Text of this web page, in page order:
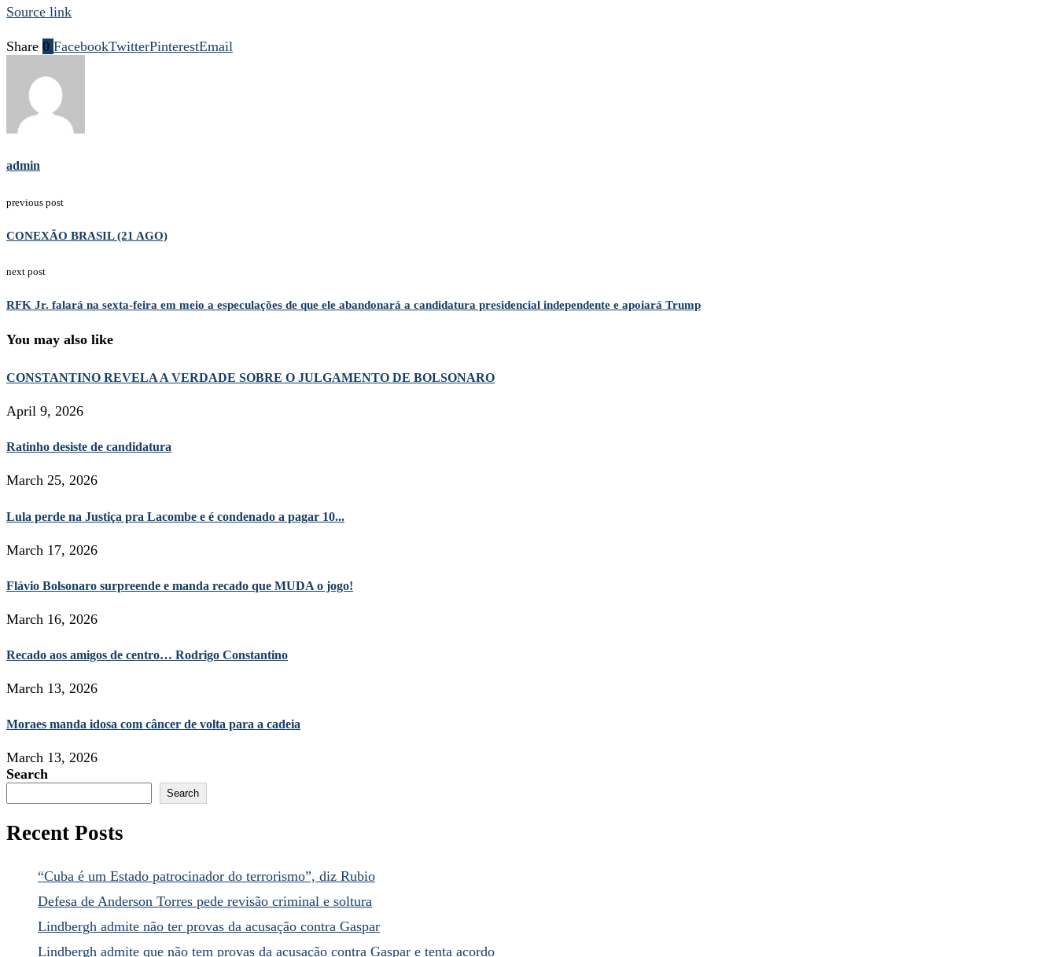
Source link
Share 0 FacebookTwitterPinterestEmail
admin
previous post
CONEXÃO BRASIL (21 AGO)
next post
RFK Jr. falará na sexta-feira em meio a especulações de que ele abandonará a candidatura presidencial independente e apoiará Trump
You may also like
CONSTANTINO REVELA A VERDADE SOBRE O JULGAMENTO DE BOLSONARO
April 9, 2026
Ratinho desiste de candidatura
March 25, 2026
Lula perde na Justiça pra Lacombe e é condenado a pagar 10...
March 17, 2026
Flávio Bolsonaro surpreende e manda recado que MUDA o jogo!
March 16, 2026
Recado aos amigos de centro… Rodrigo Constantino
March 13, 2026
Moraes manda idosa com câncer de volta para a cadeia
March 13, 2026
Search
Search
Recent Posts
“Cuba é um Estado patrocinador do terrorismo”, diz Rubio
Defesa de Anderson Torres pede revisão criminal e soltura
Lindbergh admite não ter provas da acusação contra Gaspar
Lindbergh admite que não tem provas da acusação contra Gaspar e tenta acordo